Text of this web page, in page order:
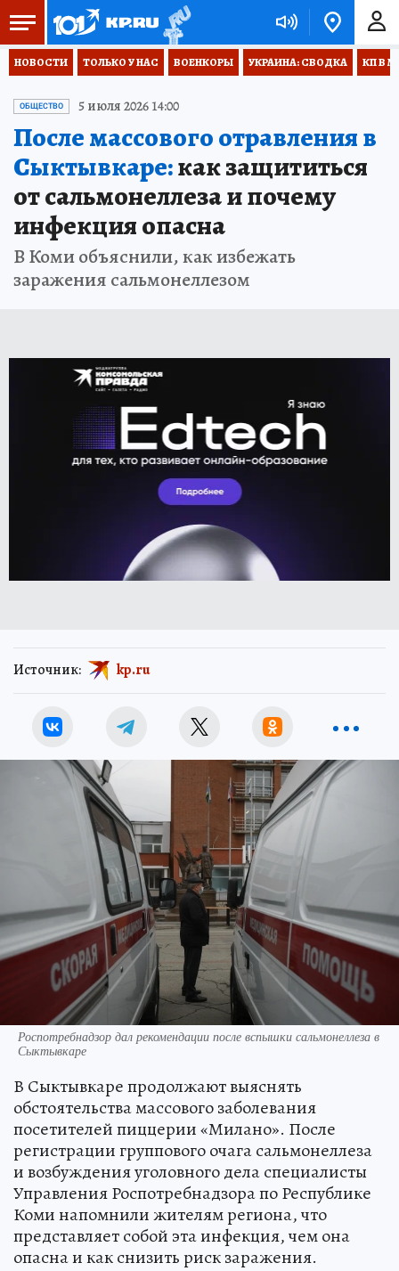
НОВОСТИ ТОЛЬКО У НАС ВОЕНКОРЫ УКРАИНА: СВОДКА КП В
ОБЩЕСТВО 5 июля 2026 14:00
После массового отравления в
Сыктывкаре:как защититься
от сальмонеллеза и почему
инфекция опасна
В Коми объяснили, как избежать
заражения сальмонеллезом
Источник: kp.ru
Роспотребнадзор дал рекомендации после вспышки сальмонеллеза в
Сыктывкаре
В Сыктывкаре продолжают выяснять
обстоятельства массового заболевания
посетителей пиццерии «Милано». После
регистрации группового очага сальмонеллеза
и возбуждения уголовного дела специалисты
Управления Роспотребнадзора по Республике
Коми напомнили жителям региона, что
представляет собой эта инфекция, чем она
опасна и как снизить риск заражения.